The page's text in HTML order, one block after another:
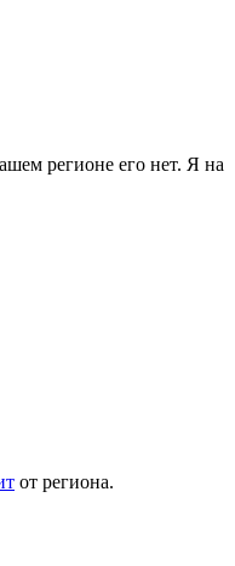
регионе его нет. Я на
от региона.